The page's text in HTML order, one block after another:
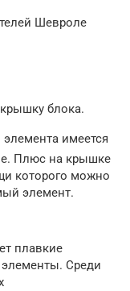
Шевроле
блока.
имеется
Плюс на крышке
которого можно
элемент.
плавкие
Среди